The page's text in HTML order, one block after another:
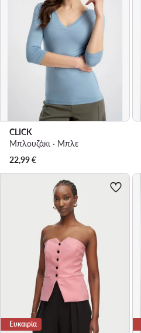
CLICK
Μπλουζάκι · Μπλε
22,99€
Ευκαιρία